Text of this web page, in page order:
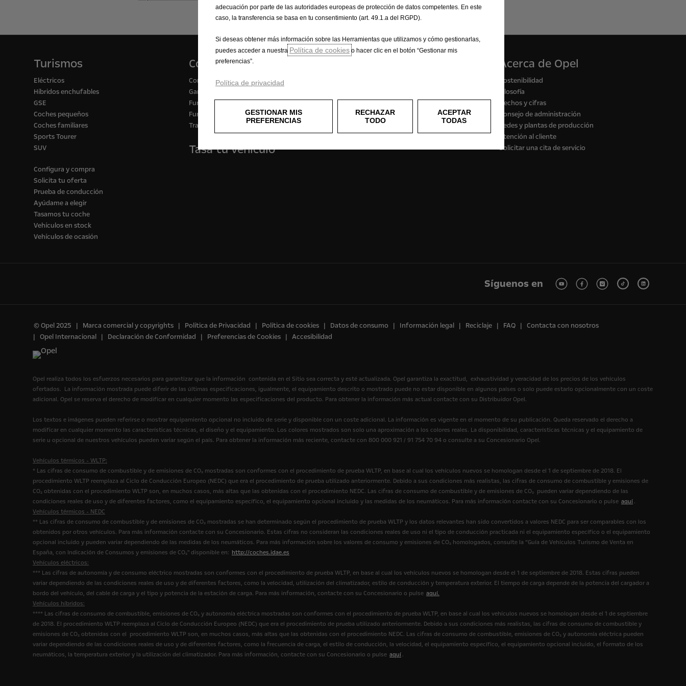
Turismos
Eléctricos
Híbridos enchufables
GSE
Coches pequeños
Coches familiares
Sports Tourer
SUV
Configura y compra
Solicita tu oferta
Prueba de conducción
Ayúdame a elegir
Tasamos tu coche
Vehículos en stock
Vehículos de ocasión
Comerciales
Configurador
Gama de vehículos comerciales
Furgón para carga
Furgón para pasajeros
Transformaciones
Tasa tu vehículo
Prototipos
Opel classic
Campañas
Acerca de Opel
Sostenibilidad
Filosofía
Hechos y cifras
Consejo de administración
Sedes y plantas de producción
Atención al cliente
Solicitar una cita de servicio
Síguenos en
© Opel 2025 Marca comercial y copyrights Política de Privacidad Política de cookies Datos de consumo Información legal Reciclaje FAQ
Contacta con nosotros
Opel Internacional
Declaración de Conformidad Preferencias de Cookies Accesibilidad
Opel realiza todos los esfuerzos necesarios para garantizar que la información contenida en el Sitio sea correcta y esté actualizada. Opel garantiza la exactitud, exhaustividad y veracidad de los precios de los vehículos
ofertados. La información mostrada puede diferir de las últimas especificaciones, igualmente, el equipamiento descrito o mostrado puede no estar disponible en algunos países o solo puede estarlo opcionalmente con un coste
adicional. Opel se reserva el derecho de modificar en cualquier momento las especificaciones del producto. Para obtener la información más actual contacte con su Distribuidor Opel.
Los textos e imágenes pueden referirse o mostrar equipamiento opcional no incluido de serie y disponible con un coste adicional. La información es vigente en el momento de su publicación. Queda reservado el derecho a
modificar en cualquier momento las características técnicas, el diseño y el equipamiento. Los colores mostrados son solo una aproximación a los colores reales. La disponibilidad, características técnicas y el equipamiento de
serie u opcional de nuestros vehículos pueden variar según el país. Para obtener la información más reciente, contacte con 800 000 921 / 91 754 70 94 o consulte a su Concesionario Opel.
Vehículos térmicos - WLTP:
* Las cifras de consumo de combustible y de emisiones de CO₂ mostradas son conformes con el procedimiento de prueba WLTP, en base al cual los vehículos nuevos se homologan desde el 1 de septiembre de 2018. El
procedimiento WLTP reemplaza al Ciclo de Conducción Europeo (NEDC) que era el procedimiento de prueba utilizado anteriormente. Debido a sus condiciones más realistas, las cifras de consumo de combustible y emisiones de
CO₂ obtenidas con el procedimiento WLTP son, en muchos casos, más altas que las obtenidas con el procedimiento NEDC. Las cifras de consumo de combustible y de emisiones de CO₂ pueden variar dependiendo de las
condiciones reales de uso y de diferentes factores, como el equipamiento específico, el equipamiento opcional incluido y las medidas de los neumáticos. Para más información contacte con su Concesionario o pulse aquí .
Vehículos térmicos - NEDC
** Las cifras de consumo de combustible y de emisiones de CO₂ mostradas se han determinado según el procedimiento de prueba WLTP y los datos relevantes han sido convertidos a valores NEDC para ser comparables con los
obtenidos por otros vehículos. Para más información contacte con su Concesionario. Estas cifras no consideran las condiciones reales de uso ni el tipo de conducción practicada ni el equipamiento específico o el equipamiento
opcional incluido y pueden variar dependiendo de las medidas de los neumáticos. Para más información sobre los valores de consumo y emisiones de CO₂ homologados, consulte la “Guía de Vehículos Turismo de Venta en
España, con Indicación de Consumos y emisiones de CO₂" disponible en: http://coches.idae.es
Vehículos eléctricos:
*** Las cifras de autonomía y de consumo eléctrico mostradas son conformes con el procedimiento de prueba WLTP, en base al cual los vehículos nuevos se homologan desde el 1 de septiembre de 2018. Estas cifras pueden
variar dependiendo de las condiciones reales de uso y de diferentes factores, como la velocidad, utilización del climatizador, estilo de conducción y temperatura exterior. El tiempo de carga depende de la potencia del cargador a
bordo del vehículo, del cable de carga y el tipo y potencia de la estación de carga. Para más información, contacte con su Concesionario o pulse aquí.
Vehículos híbridos:
**** Las cifras de consumo de combustible, emisiones de CO₂ y autonomía eléctrica mostradas son conformes con el procedimiento de prueba WLTP, en base al cual los vehículos nuevos se homologan desde el 1 de septiembre
de 2018. El procedimiento WLTP reemplaza al Ciclo de Conducción Europeo (NEDC) que era el procedimiento de prueba utilizado anteriormente. Debido a sus condiciones más realistas, las cifras de consumo de combustible y
emisiones de CO₂ obtenidas con el procedimiento WLTP son, en muchos casos, más altas que las obtenidas con el procedimiento NEDC. Las cifras de consumo de combustible, emisiones de CO₂ y autonomía eléctrica pueden
variar dependiendo de las condiciones reales de uso y de diferentes factores, como la frecuencia de carga, el estilo de conducción, la velocidad, el equipamiento específico, el equipamiento opcional incluido, el formato de los
neumáticos, la temperatura exterior y la utilización del climatizador. Para más información, contacte con su Concesionario o pulse aquí .
adecuación por parte de las autoridades europeas de protección de datos competentes. En este
caso, la transferencia se basa en tu consentimiento (art. 49.1.a del RGPD).
Si deseas obtener más información sobre las Herramientas que utilizamos y cómo gestionarlas,
puedes acceder a nuestra Política de cookies o hacer clic en el botón “Gestionar mis
preferencias”.
Política de privacidad
GESTIONAR MIS
PREFERENCIAS
ACEPTAR
TODAS
RECHAZAR
TODO